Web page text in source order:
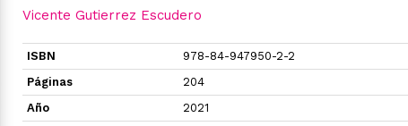
Vicente Gutierrez Escudero
ISBN
978-84-947950-2-2
Páginas
204
Año
2021